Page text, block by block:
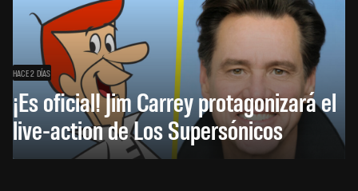
HACE 2 DÍAS
¡Es oficial! Jim Carrey protagonizará el
live-action de Los Supersónicos